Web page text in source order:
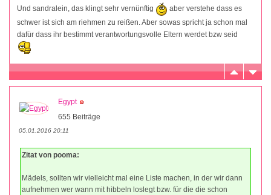
Und sandralein, das klingt sehr vernünftig
aber verstehe dass es
schwer ist sich am riehmen zu reißen. Aber sowas spricht ja schon mal
dafür dass ihr bestimmt verantwortungsvolle Eltern werdet bzw seid
Egypt
655 Beiträge
05.01.2016 20:11
Zitat von pooma:
Mädels, sollten wir vielleicht mal eine Liste machen, in der wir dann
aufnehmen wer wann mit hibbeln loslegt bzw. für die die schon